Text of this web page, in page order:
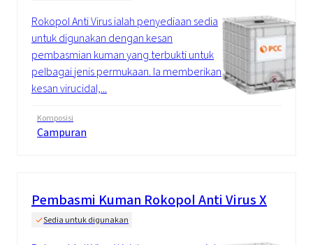
Rokopol Anti Virus ialah penyediaan sedia
untuk digunakan dengan kesan
pembasmian kuman yang terbukti untuk
pelbagai jenis permukaan. Ia memberikan
kesan virucidal,...
Komposisi
Campuran
Pembasmi Kuman Rokopol Anti Virus X
Sedia untuk digunakan